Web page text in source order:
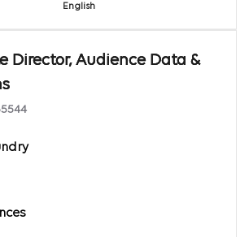
English
Director, Audience Data &